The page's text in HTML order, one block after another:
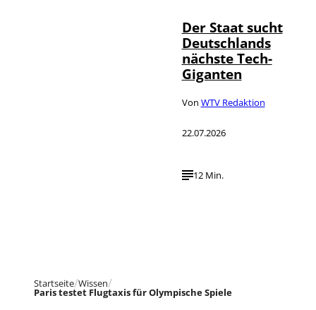
Der Staat sucht
Deutschlands
nächste Tech-
Giganten
Von WTV Redaktion
22.07.2026
12 Min.
Startseite Wissen
Paris testet Flugtaxis für Olympische Spiele